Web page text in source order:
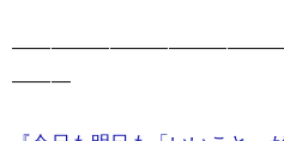
―――